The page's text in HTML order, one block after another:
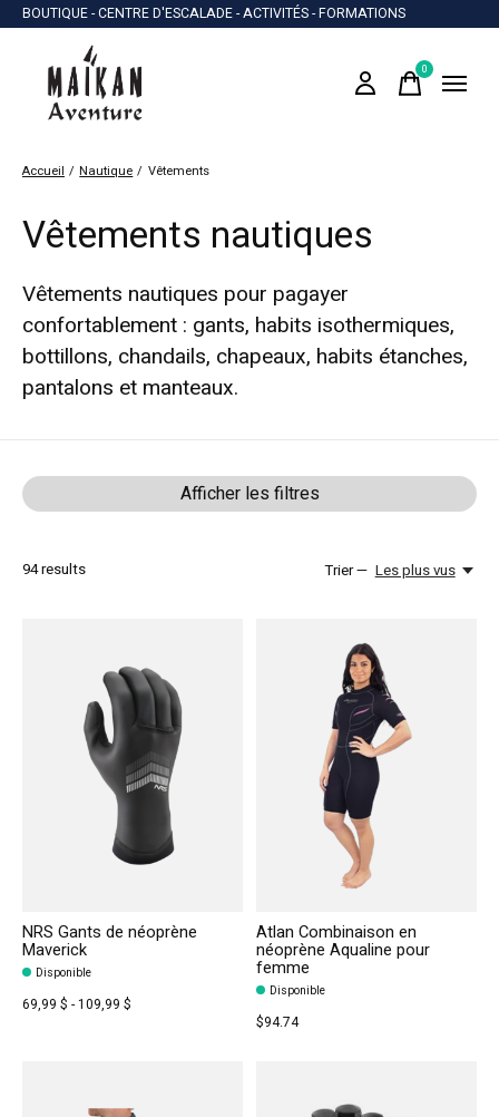
BOUTIQUE - CENTRE D'ESCALADE - ACTIVITÉS - FORMATIONS
0items
Accueil / Nautique / Vêtements
Vêtements nautiques
Vêtements nautiques pour pagayer
confortablement : gants, habits isothermiques,
bottillons, chandails, chapeaux, habits étanches,
pantalons et manteaux.
Afficher les filtres
94results Trier — Les plus vus
NRS Gants de néoprène
Maverick
Disponible
69,99 $ - 109,99 $
Atlan Combinaison en
néoprène Aqualine pour
femme
Disponible
$94.74